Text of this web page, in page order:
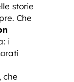
storie
Che
i
che